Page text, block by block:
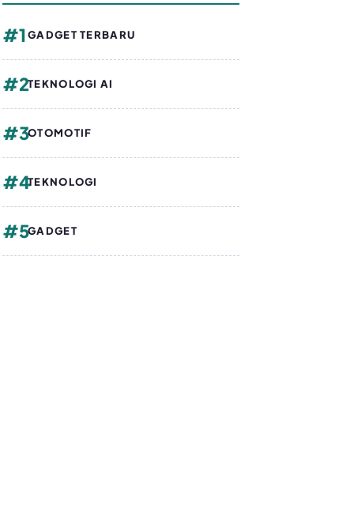
#1GADGET TERBARU
#2TEKNOLOGI AI
#3OTOMOTIF
#4TEKNOLOGI
#5GADGET